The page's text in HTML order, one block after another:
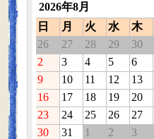
2026年8月
日
月 火 水 木
26
27 28 29 30
2
3 4 5 6
9
10 11 12 13
16
17 18 19 20
23
24 25 26 27
30
31 1 2 3